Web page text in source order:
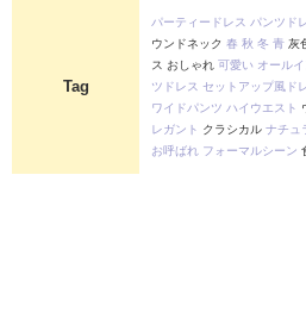
Tag
パーティードレス パンツド
ウンドネック 春 秋 冬 青 灰
ス おしゃれ 可愛い オール
ツドレス セットアップ風ド
ワイドパンツ ハイウエスト
レガント クラシカル ナチュ
お呼ばれ フォーマルシーン